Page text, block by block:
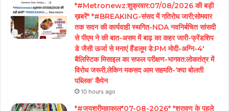
*#Metronewz:शुक्रवार:07/08/2026 की बड़ी
ख़बरें* *#BREAKING-संसद में गतिरोध जारी;सोमवार
तक सदन की कार्यवाही स्थगित-NDA नवनिर्बचित सांसदी
से पीएम ने की बात-असम में बाढ़ का कहर जारी-फ्रेंडशिप
डे जैसी ऊर्जा से मनाएं हैंडलूम डे:PM मोदी-अग्नि-4′
बैलिस्टिक मिसाइल का सफल परीक्षण-भागवत:लोकतंत्र में
विरोध जरूरी,लेकिन मकसद आम सहमति-‘क्या बोलती
पब्लिक’ कैंपेन
10 hours ago
*#जयश्रीमहाकाल*07-08-2026* *श्रावण के पहले